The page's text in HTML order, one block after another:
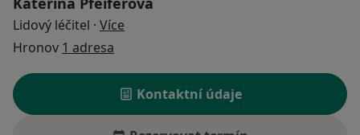
Lidový léčitel · Více
Hronov 1 adresa
Kontaktní údaje